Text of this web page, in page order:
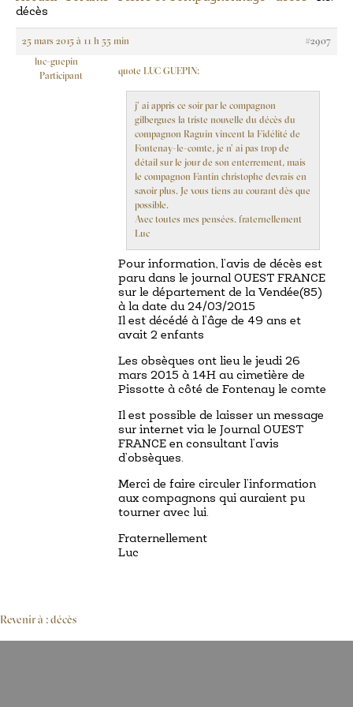
décès
25 mars 2015 à 11 h 55 min #2907
luc-guepin
Participant
quote LUC GUEPIN:
j’ ai appris ce soir par le compagnon
gilbergues la triste nouvelle du décès du
compagnon Raguin vincent la Fidélité de
Fontenay-le-comte, je n’ ai pas trop de
détail sur le jour de son enterrement, mais
le compagnon Fantin christophe devrais en
savoir plus. Je vous tiens au courant dès que
possible.
Avec toutes mes pensées. fraternellement
Luc
Pour information, l’avis de décès est
paru dans le journal OUEST FRANCE
sur le département de la Vendée(85)
à la date du 24/03/2015
Il est décédé à l’âge de 49 ans et
avait 2 enfants
Les obsèques ont lieu le jeudi 26
mars 2015 à 14H au cimetière de
Pissotte à côté de Fontenay le comte
Il est possible de laisser un message
sur internet via le Journal OUEST
FRANCE en consultant l’avis
d’obsèques.
Merci de faire circuler l’information
aux compagnons qui auraient pu
tourner avec lui.
Fraternellement
Luc
Revenir à : décès